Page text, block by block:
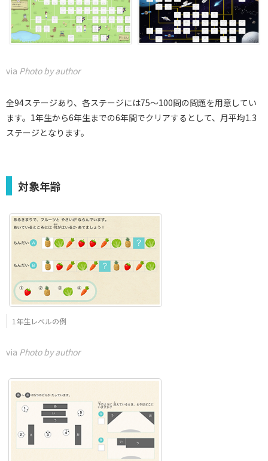
via Photo by author
全94ステージあり、各ステージには75～100問の問題を用意してい
ます。1年生から6年生までの6年間でクリアするとして、月平均1.3
ステージとなります。
対象年齢
1年生レベルの例
via Photo by author